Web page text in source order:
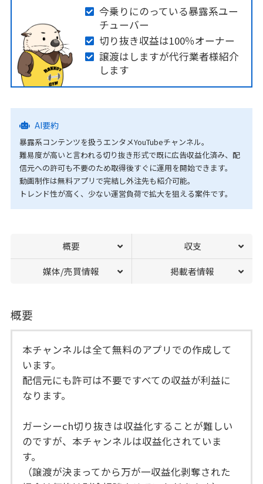
今乗りにのっている暴露系ユー
チューバー
切り抜き収益は100％オーナー
譲渡はしますが代行業者様紹介
します
AI要約
暴露系コンテンツを扱うエンタメYouTubeチャンネル。
難易度が高いと言われる切り抜き形式で既に広告収益化済み、配
信元への許可も不要のため取得後すぐに運用を開始できます。
動画制作は無料アプリで完結し外注先も紹介可能。
トレンド性が高く、少ない運営負荷で拡大を狙える案件です。
概要 収支
媒体/売買情報 掲載者情報
概要
本チャンネルは全て無料のアプリでの作成して
います。
配信元にも許可は不要ですべての収益が利益に
なります。
ガーシーch切り抜きは収益化することが難しい
のですが、本チャンネルは収益化されていま
す。
（譲渡が決まってから万が一収益化剥奪された